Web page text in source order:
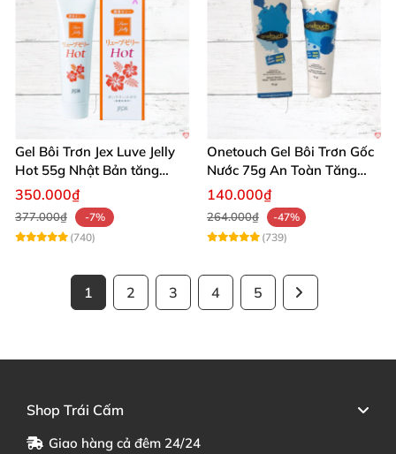
Gel Bôi Trơn Jex Luve Jelly
Hot 55g Nhật Bản tăng
khoái cảm nữ dễ sử dụng
350.000₫
377.000₫
-7%
(740)
Onetouch Gel Bôi Trơn Gốc
Nước 75g An Toàn Tăng
Khoái Cảm
140.000₫
264.000₫
-47%
(739)
1 2 3 4 5
Shop Trái Cấm
Giao hàng cả đêm 24/24